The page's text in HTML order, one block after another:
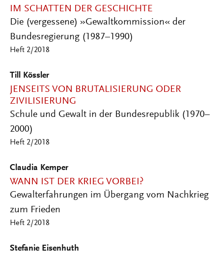
IM SCHATTEN DER GESCHICHTE
Die (vergessene) »Gewaltkommission« der
Bundesregierung (1987–1990)
Heft 2/2018
Till Kössler
JENSEITS VON BRUTALISIERUNG ODER
ZIVILISIERUNG
Schule und Gewalt in der Bundesrepublik (1970–
2000)
Heft 2/2018
Claudia Kemper
WANN IST DER KRIEG VORBEI?
Gewalterfahrungen im Übergang vom Nachkrieg
zum Frieden
Heft 2/2018
Stefanie Eisenhuth